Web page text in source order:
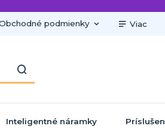
podmienky Viac
Inteligentné náramky